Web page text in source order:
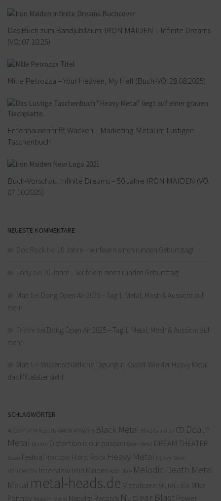
Das Buch zum Bandjubiläum: IRON MAIDEN – Infinite Dreams
(VÖ: 07.10.25)
Mille Petrozza – Your Heaven, My Hell (Buch-VÖ: 28.08.2025)
Entenhausen trifft Wacken – Marketing-Metal im Lustigen
Taschenbuch
Buch-Vorschau: Infinite Dreams – 50 Jahre IRON MAIDEN (VÖ:
07.10.2025)
NEUESTE KOMMENTARE
Doc Rock 10 Jahre – wir feiern einen runden Geburtstag!
Lony 10 Jahre – wir feiern einen runden Geburtstag!
Matt
Dong Open Air 2025 – Tag 1: Metal, Mosh & Aussicht auf
mehr
Dong Open Air 2025 – Tag 1: Metal, Mosh & Aussicht auf
mehr
Matt
Wissenschaftliche Tagung in Kassel: Wie der Heavy Metal
das Mittelalter sieht
SCHLAGWÖRTER
ACCEPT AFM Records AMON AMARTH Black Metal Blind Guardian CD Death
Metal
DELAIN Distortion is our passion Doom Metal DREAM THEATER
Essen Festival Hardcore Hard Rock Heavy Metal Heavy Rock
HELLOWEEN Interview Iron Maiden Köln live Melodic Death Metal
Metal metal-heads.de Metalcore METALLICA MIke
Portnoy Modern Metal Napalm Records Nuclear Blast Power